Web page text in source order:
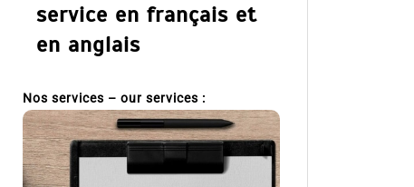
service en français et
en anglais
Nos services – our services :